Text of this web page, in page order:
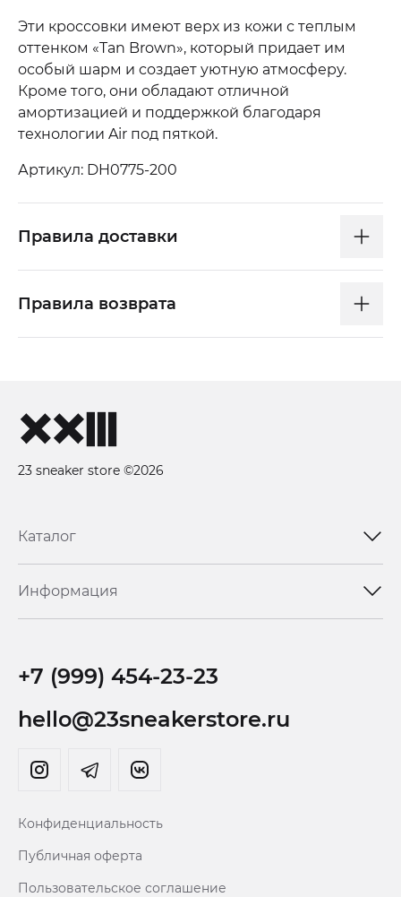
Эти кроссовки имеют верх из кожи с теплым
оттенком «Tan Brown», который придает им
особый шарм и создает уютную атмосферу.
Кроме того, они обладают отличной
амортизацией и поддержкой благодаря
технологии Air под пяткой.
Артикул: DH0775-200
Правила доставки
Правила возврата
23 sneaker store ©2026
Каталог
Информация
+7 (999) 454-23-23
hello@23sneakerstore.ru
Конфиденциальность
Публичная оферта
Пользовательское соглашение